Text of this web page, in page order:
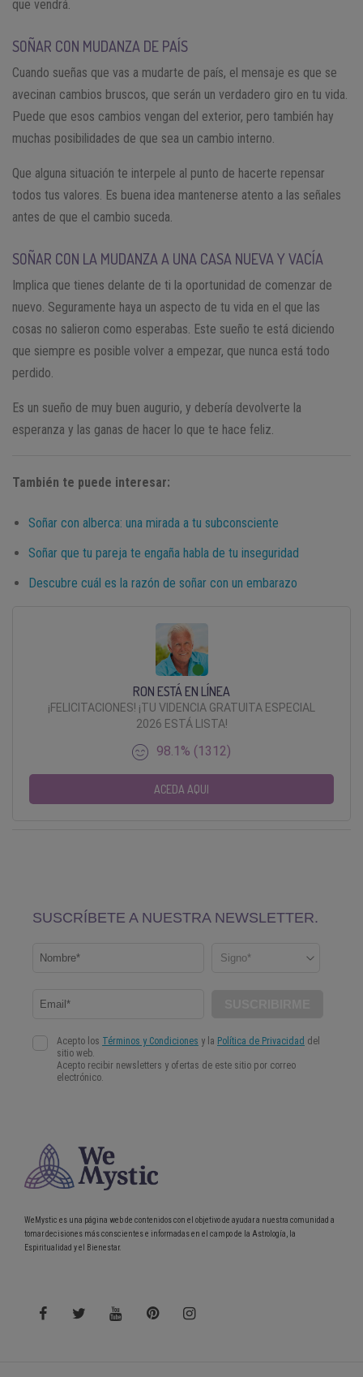
que vendrá.
SOÑAR CON MUDANZA DE PAÍS
Cuando sueñas que vas a mudarte de país, el mensaje es que se
avecinan cambios bruscos, que serán un verdadero giro en tu vida.
Puede que esos cambios vengan del exterior, pero también hay
muchas posibilidades de que sea un cambio interno.
Que alguna situación te interpele al punto de hacerte repensar
todos tus valores. Es buena idea mantenerse atento a las señales
antes de que el cambio suceda.
SOÑAR CON LA MUDANZA A UNA CASA NUEVA Y VACÍA
Implica que tienes delante de ti la oportunidad de comenzar de
nuevo. Seguramente haya un aspecto de tu vida en el que las
cosas no salieron como esperabas. Este sueño te está diciendo
que siempre es posible volver a empezar, que nunca está todo
perdido.
Es un sueño de muy buen augurio, y debería devolverte la
esperanza y las ganas de hacer lo que te hace feliz.
También te puede interesar:
Soñar con alberca: una mirada a tu subconsciente
Soñar que tu pareja te engaña habla de tu inseguridad
Descubre cuál es la razón de soñar con un embarazo
RON ESTÁ EN LÍNEA
¡FELICITACIONES! ¡TU VIDENCIA GRATUITA ESPECIAL
2026 ESTÁ LISTA!
98.1% (1312)
ACEDA AQUI
WeMystic es una página web de contenidos con el objetivo de ayudar a nuestra comunidad a
tomar decisiones más conscientes e informadas en el campo de la Astrología, la
Espiritualidad y el Bienestar.